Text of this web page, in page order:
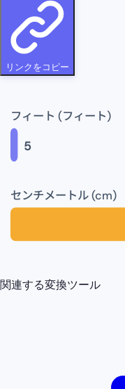
リンクをコピー
フィート (フィート)
5
センチメートル (cm)
関連する変換ツール